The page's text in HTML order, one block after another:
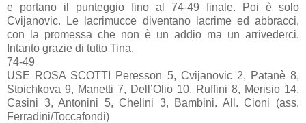
e portano il punteggio fino al 74-49 finale. Poi è solo
Cvijanovic. Le lacrimucce diventano lacrime ed abbracci,
con la promessa che non è un addio ma un arrivederci.
Intanto grazie di tutto Tina.
74-49
USE ROSA SCOTTI Peresson 5, Cvijanovic 2, Patanè 8,
Stoichkova 9, Manetti 7, Dell’Olio 10, Ruffini 8, Merisio 14,
Casini 3, Antonini 5, Chelini 3, Bambini. All. Cioni (ass.
Ferradini/Toccafondi)